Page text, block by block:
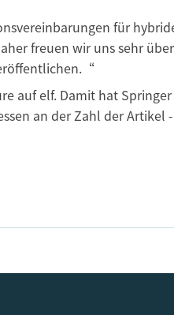
für
freuen wir uns sehr
auf elf. Damit hat
an der Zahl der Artikel